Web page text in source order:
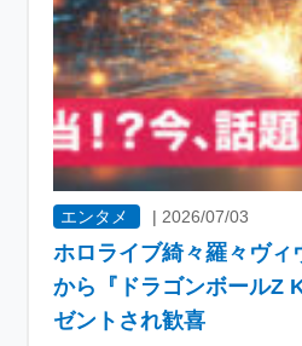
エンタメ | 2026/07/03
ホロライブ綺々羅々ヴィ
から『ドラゴンボールZ
ゼントされ歓喜